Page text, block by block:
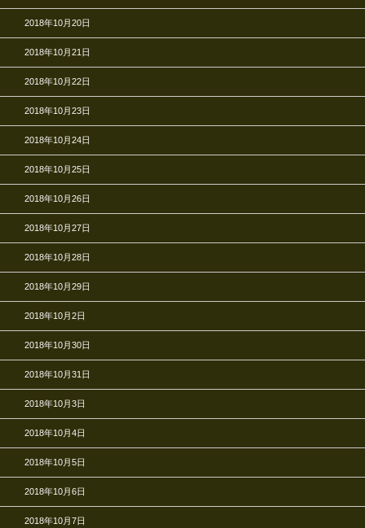
2018年10月20日
2018年10月21日
2018年10月22日
2018年10月23日
2018年10月24日
2018年10月25日
2018年10月26日
2018年10月27日
2018年10月28日
2018年10月29日
2018年10月2日
2018年10月30日
2018年10月31日
2018年10月3日
2018年10月4日
2018年10月5日
2018年10月6日
2018年10月7日